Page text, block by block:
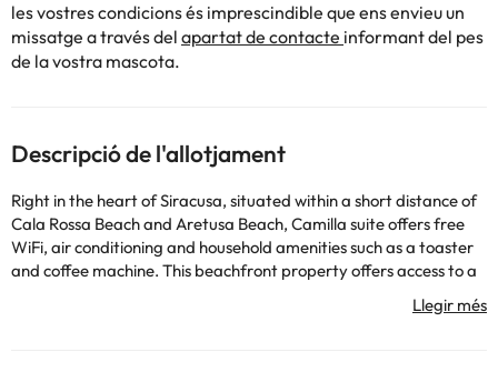
les vostres condicions és imprescindible que ens envieu un
missatge a través del apartat de contacte informant del pes
de la vostra mascota.
Descripció de l'allotjament
Right in the heart of Siracusa, situated within a short distance of
Cala Rossa Beach and Aretusa Beach, Camilla suite offers free
WiFi, air conditioning and household amenities such as a toaster
and coffee machine. This beachfront property offers access to a
balcony. The property is non-smoking and is set 300 metres from